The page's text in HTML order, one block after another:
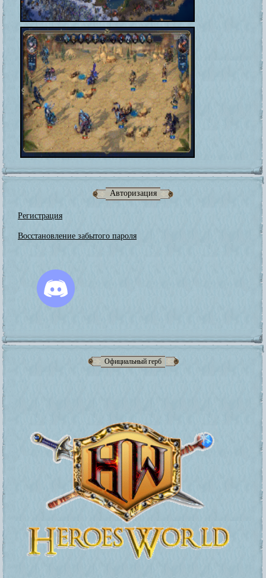
Авторизация
Регистрация
Восстановление забытого пароля
Официальный герб